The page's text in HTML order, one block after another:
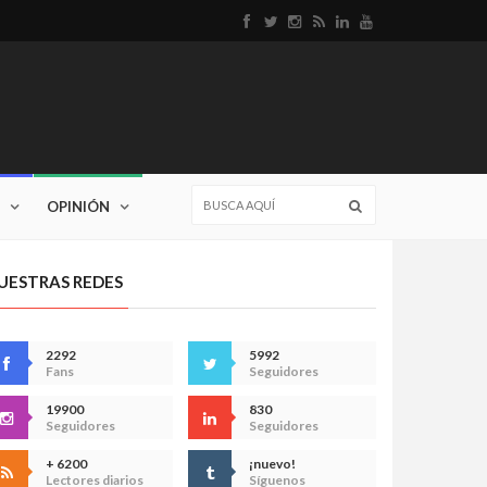
OPINIÓN
REDES
2292
Fans
5992
Seguidores
19900
Seguidores
830
Seguidores
+ 6200
Lectores diarios
¡nuevo!
Síguenos